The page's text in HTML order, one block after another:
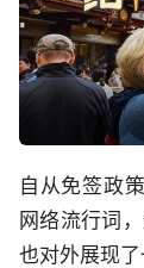
自从免签政
网络流行词
也对外展现